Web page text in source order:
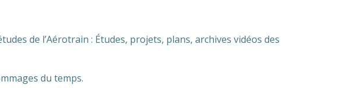
de l’Aérotrain : Études, projets, plans, archives vidéos des
du temps.